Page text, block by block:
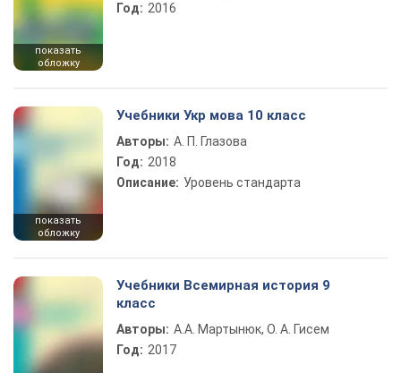
показать
обложку
Год: 2016
показать
обложку
Учебники Укр мова 10 класс
Авторы: А. П. Глазова
Год: 2018
Описание: Уровень стандарта
Учебники Всемирная история 9
класс
Авторы: А.А. Мартынюк, О. А. Гисем
Год: 2017